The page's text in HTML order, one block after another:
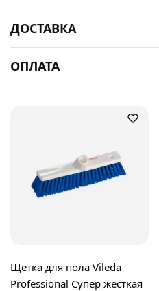
ДОСТАВКА
ОПЛАТА
Щетка для пола Vileda
Professional Супер жесткая